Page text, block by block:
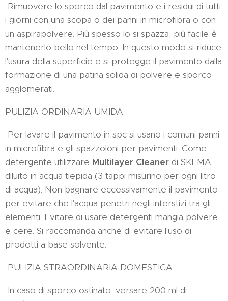
Rimuovere lo sporco dal pavimento e i residui di tutti
i giorni con una scopa o dei panni in microfibra o con
un aspirapolvere. Più spesso lo si spazza, più facile è
mantenerlo bello nel tempo. In questo modo si riduce
l'usura della superficie e si protegge il pavimento dalla
formazione di una patina solida di polvere e sporco
agglomerati.
PULIZIA ORDINARIA UMIDA
Per lavare il pavimento in spc si usano i comuni panni
in microfibra e gli spazzoloni per pavimenti. Come
detergente utilizzare Multilayer Cleaner di SKEMA
diluito in acqua tiepida (3 tappi misurino per ogni litro
di acqua). Non bagnare eccessivamente il pavimento
per evitare che l'acqua penetri negli interstizi tra gli
elementi. Evitare di usare detergenti mangia polvere
e cere. Si raccomanda anche di evitare l'uso di
prodotti a base solvente.
PULIZIA STRAORDINARIA DOMESTICA
In caso di sporco ostinato, versare 200 ml di